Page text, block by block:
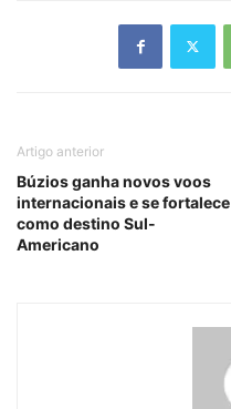
Artigo anterior
Búzios ganha novos voos
internacionais e se fortalece
como destino Sul-
Americano